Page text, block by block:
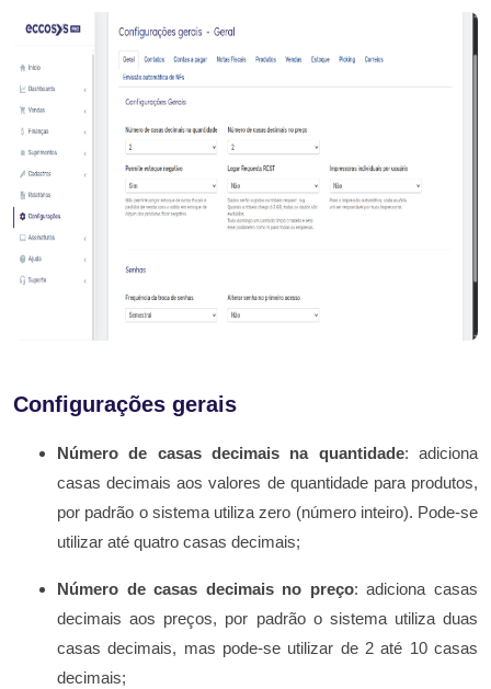
Configurações gerais
Número de casas decimais na quantidade: adiciona
casas decimais aos valores de quantidade para produtos,
por padrão o sistema utiliza zero (número inteiro). Pode-se
utilizar até quatro casas decimais;
Número de casas decimais no preço: adiciona casas
decimais aos preços, por padrão o sistema utiliza duas
casas decimais, mas pode-se utilizar de 2 até 10 casas
decimais;